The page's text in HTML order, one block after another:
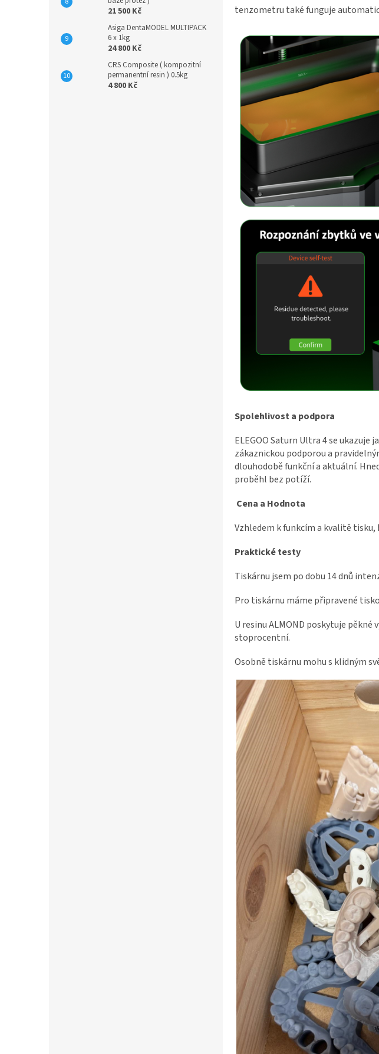
21 500 Kč
Asiga DentaMODEL MULTIPACK
6 x 1kg
24 800 Kč
CRS Composite ( kompozitní
permanentní resin ) 0.5kg
4 800 Kč
tenzometru také funguje
Spolehlivost a podpora
ELEGOO Saturn Ultra 4 se
zákaznickou podporou a
dlouhodobě funkční a aktuální.
proběhl bez potíží.
Cena a Hodnota
Vzhledem k funkcím a kvalitě tisku,
Praktické testy
Tiskárnu jsem po dobu 14 dnů
Pro tiskárnu máme připravené
U resinu ALMOND poskytuje
stoprocentní.
Osobně tiskárnu mohu s klidným